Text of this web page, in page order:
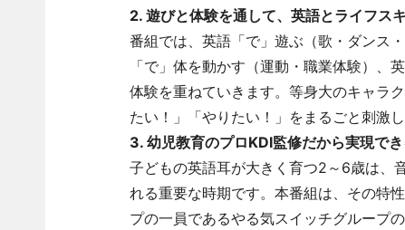
2. 遊びと体験を通して、英語とライフス
番組では、英語「で」遊ぶ（歌・ダンス
「で」体を動かす（運動・職業体験）、
体験を重ねていきます。等身大のキャラ
たい！」「やりたい！」をまるごと刺激し
3. 幼児教育のプロKDI監修だから実現で
子どもの英語耳が大きく育つ2～6歳は、
れる重要な時期です。本番組は、その特
プの一員であるやる気スイッチグループ